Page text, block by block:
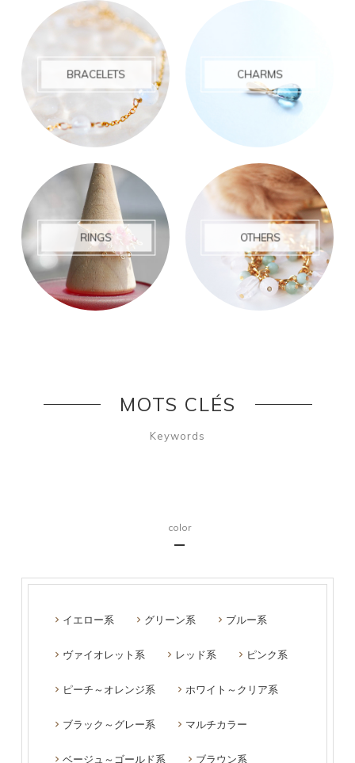
BRACELETS CHARMS
RINGS OTHERS
MOTS CLÉS
Keywords
color
イエロー系 グリーン系 ブルー系
ヴァイオレット系 レッド系 ピンク系
ピーチ～オレンジ系 ホワイト～クリア系
ブラック～グレー系 マルチカラー
ベージュ～ゴールド系 ブラウン系